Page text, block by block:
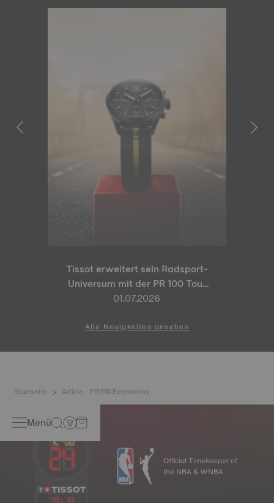
Tissot erweitert sein Radsport-
Universum mit der PR 100 Tour
de France 2026 Special Edition
01.07.2026
Alle Neuigkeiten ansehen
Startseite Article - PR516 Extensions
Menü
Official Timekeeper of
the NBA & WNBA